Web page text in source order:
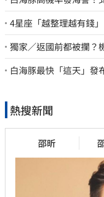
4星座「越整理越有錢
獨家／返國前都被攔
客：難怪日本觀光這麼
白海豚最快「這天」
熱搜新聞
邵昕